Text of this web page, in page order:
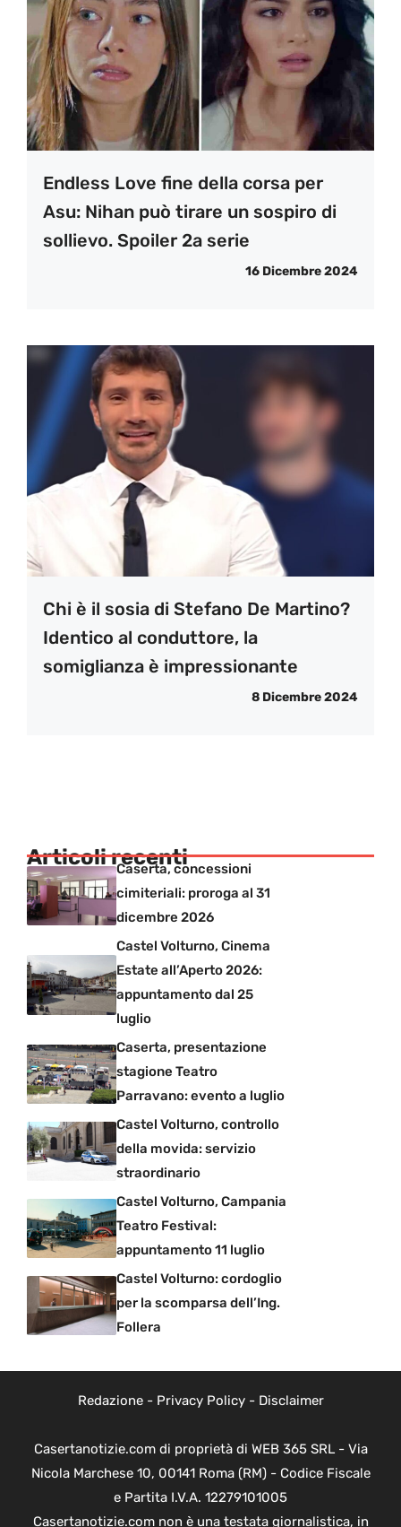
Endless Love fine della corsa per
Asu: Nihan può tirare un sospiro di
sollievo. Spoiler 2a serie
16 Dicembre 2024
Chi è il sosia di Stefano De Martino?
Identico al conduttore, la
somiglianza è impressionante
8 Dicembre 2024
Articoli recenti
Caserta, concessioni
cimiteriali: proroga al 31
dicembre 2026
Castel Volturno, Cinema
Estate all’Aperto 2026:
appuntamento dal 25
luglio
Caserta, presentazione
stagione Teatro
Parravano: evento a luglio
Castel Volturno, controllo
della movida: servizio
straordinario
Castel Volturno, Campania
Teatro Festival:
appuntamento 11 luglio
Castel Volturno: cordoglio
per la scomparsa dell’Ing.
Follera
Redazione- Privacy Policy- Disclaimer
Casertanotizie.com di proprietà di WEB 365 SRL - Via
Nicola Marchese 10, 00141 Roma (RM) - Codice Fiscale
e Partita I.V.A. 12279101005
Casertanotizie.com non è una testata giornalistica, in